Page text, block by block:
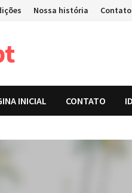
Nossa história Contato
INICIAL CONTATO